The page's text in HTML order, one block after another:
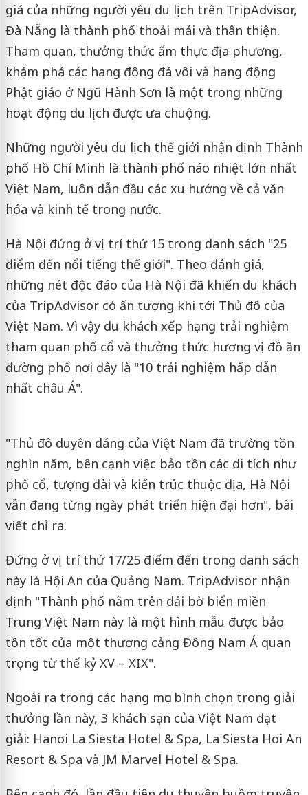
giá của những người yêu du lịch trên TripAdvisor,
Đà Nẵng là thành phố thoải mái và thân thiện.
Tham quan, thưởng thức ẩm thực địa phương,
khám phá các hang động đá vôi và hang động
Phật giáo ở Ngũ Hành Sơn là một trong những
hoạt động du lịch được ưa chuộng.
Những người yêu du lịch thế giới nhận định Thành
phố Hồ Chí Minh là thành phố náo nhiệt lớn nhất
Việt Nam, luôn dẫn đầu các xu hướng về cả văn
hóa và kinh tế trong nước.
Hà Nội đứng ở vị trí thứ 15 trong danh sách "25
điểm đến nổi tiếng thế giới". Theo đánh giá,
những nét độc đáo của Hà Nội đã khiến du khách
của TripAdvisor có ấn tượng khi tới Thủ đô của
Việt Nam. Vì vậy du khách xếp hạng trải nghiệm
tham quan phố cổ và thưởng thức hương vị đồ ăn
đường phố nơi đây là "10 trải nghiệm hấp dẫn
nhất châu Á".
"Thủ đô duyên dáng của Việt Nam đã trường tồn
nghìn năm, bên cạnh việc bảo tồn các di tích như
phố cổ, tượng đài và kiến trúc thuộc địa, Hà Nội
vẫn đang từng ngày phát triển hiện đại hơn", bài
viết chỉ ra.
Đứng ở vị trí thứ 17/25 điểm đến trong danh sách
này là Hội An của Quảng Nam. TripAdvisor nhận
định "Thành phố nằm trên dải bờ biển miền
Trung Việt Nam này là một hình mẫu được bảo
tồn tốt của một thương cảng Đông Nam Á quan
trọng từ thế kỷ XV – XIX".
Ngoài ra trong các hạng mục bình chọn trong giải
thưởng lần này, 3 khách sạn của Việt Nam đạt
giải: Hanoi La Siesta Hotel & Spa, La Siesta Hoi An
Resort & Spa và JM Marvel Hotel & Spa.